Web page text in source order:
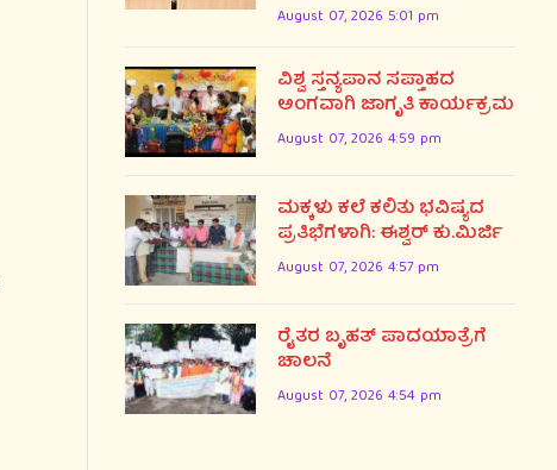
August 07, 2026 5:01 pm
ವಿಶ್ವ ಸ್ತನ್ಯಪಾನ ಸಪ್ತಾಹದ
ಅಂಗವಾಗಿ ಜಾಗೃತಿ ಕಾರ್ಯಕ್ರಮ
August 07, 2026 4:59 pm
ಮಕ್ಕಳು ಕಲೆ ಕಲಿತು ಭವಿಷ್ಯದ
ಪ್ರತಿಭೆಗಳಾಗಿ: ಈಶ್ವರ್ ಕು.ಮಿರ್ಜಿ
August 07, 2026 4:57 pm
ರೈತರ ಬೃಹತ್ ಪಾದಯಾತ್ರೆಗೆ
ಚಾಲನೆ
August 07, 2026 4:54 pm